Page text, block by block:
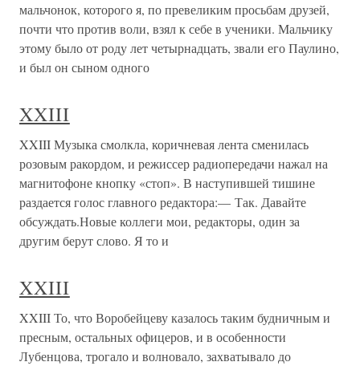
мальчонок, которого я, по превеликим просьбам друзей,
почти что против воли, взял к себе в ученики. Мальчику
этому было от роду лет четырнадцать, звали его Паулино,
и был он сыном одного
XXIII
XXIII Музыка смолкла, коричневая лента сменилась
розовым ракордом, и режиссер радиопередачи нажал на
магнитофоне кнопку «стоп». В наступившей тишине
раздается голос главного редактора:— Так. Давайте
обсуждать.Новые коллеги мои, редакторы, один за
другим берут слово. Я то и
XXIII
XXIII То, что Воробейцеву казалось таким будничным и
пресным, остальных офицеров, и в особенности
Лубенцова, трогало и волновало, захватывало до